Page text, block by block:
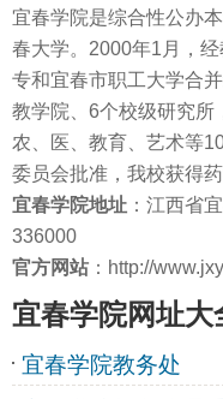
宜春学院是综合性公办
春大学。2000年1月，
专和宜春市职工大学合
教学院、6个校级研究所
农、医、教育、艺术等
委员会批准，我校获得
宜春学院地址 ：江西省
336000
官方网站 ：http://
宜春学院网址大
宜春学院教务处